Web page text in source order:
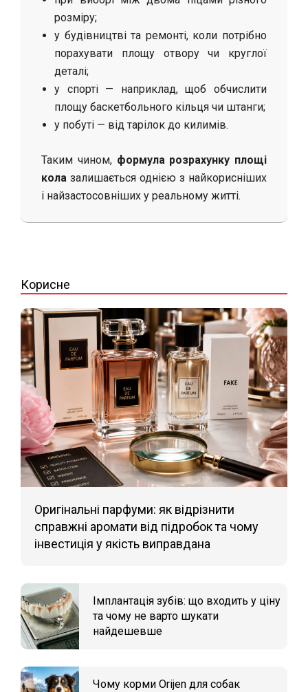
розміру;
у будівництві та ремонті, коли потрібно
порахувати площу отвору чи круглої
деталі;
у спорті — наприклад, щоб обчислити
площу баскетбольного кільця чи штанги;
у побуті — від тарілок до килимів.
Таким чином, формула розрахунку площі
кола залишається однією з найкорисніших
і найзастосовніших у реальному житті.
2025-
Корисне
Оригінальні парфуми: як відрізнити
справжні аромати від підробок та чому
інвестиція у якість виправдана
Імплантація зубів: що входить у ціну
та чому не варто шукати
найдешевше
Чому корми Orijen для собак